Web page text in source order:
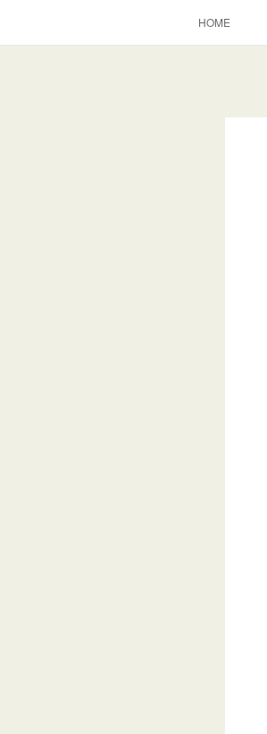
HOME